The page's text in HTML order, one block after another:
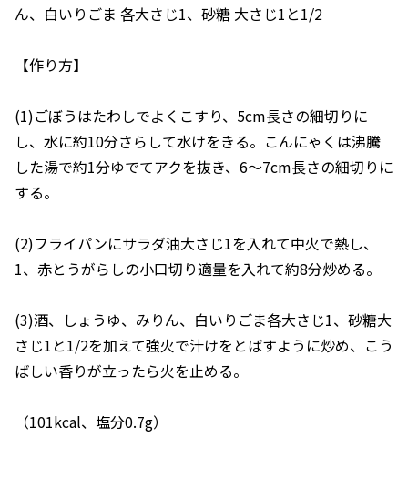
ん、白いりごま 各大さじ1、砂糖 大さじ1と1/2
【作り方】
(1)ごぼうはたわしでよくこすり、5cm長さの細切りに
し、水に約10分さらして水けをきる。こんにゃくは沸騰
した湯で約1分ゆでてアクを抜き、6～7cm長さの細切りに
する。
(2)フライパンにサラダ油大さじ1を入れて中火で熱し、
1、赤とうがらしの小口切り適量を入れて約8分炒める。
(3)酒、しょうゆ、みりん、白いりごま各大さじ1、砂糖大
さじ1と1/2を加えて強火で汁けをとばすように炒め、こう
ばしい香りが立ったら火を止める。
（101kcal、塩分0.7g）